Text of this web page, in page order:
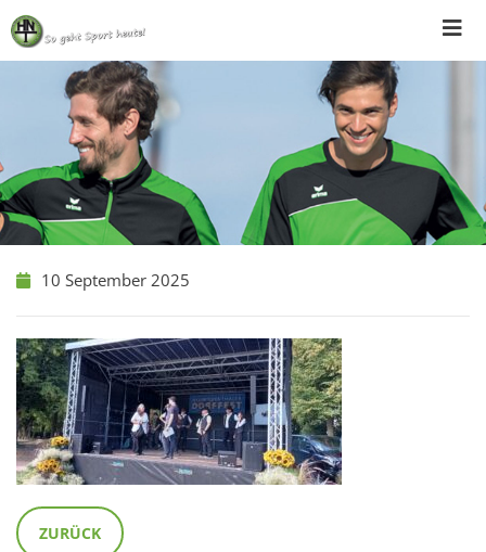
Skip
to
content
10 September 2025
ZURÜCK